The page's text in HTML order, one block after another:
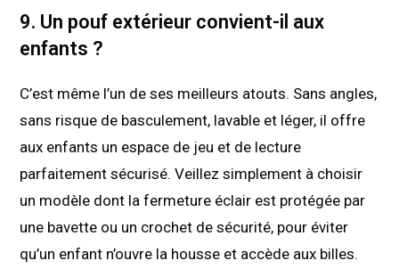
9. Un pouf extérieur convient-il aux
enfants ?
C’est même l’un de ses meilleurs atouts. Sans angles,
sans risque de basculement, lavable et léger, il offre
aux enfants un espace de jeu et de lecture
parfaitement sécurisé. Veillez simplement à choisir
un modèle dont la fermeture éclair est protégée par
une bavette ou un crochet de sécurité, pour éviter
qu’un enfant n’ouvre la housse et accède aux billes.